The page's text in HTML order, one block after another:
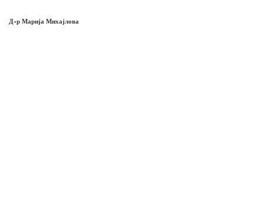
Д-р Марија Михајлова